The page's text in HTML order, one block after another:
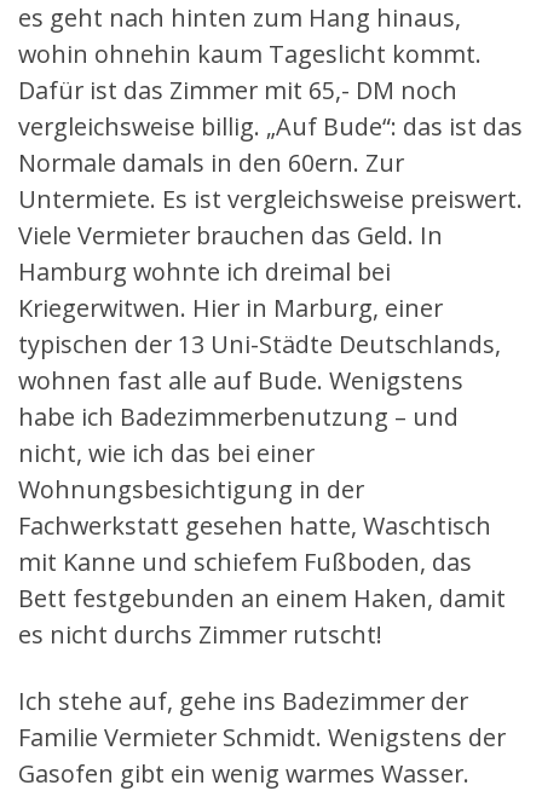
es geht nach hinten zum Hang hinaus,
wohin ohnehin kaum Tageslicht kommt.
Dafür ist das Zimmer mit 65,- DM noch
vergleichsweise billig. „Auf Bude“: das ist das
Normale damals in den 60ern. Zur
Untermiete. Es ist vergleichsweise preiswert.
Viele Vermieter brauchen das Geld. In
Hamburg wohnte ich dreimal bei
Kriegerwitwen. Hier in Marburg, einer
typischen der 13 Uni-Städte Deutschlands,
wohnen fast alle auf Bude. Wenigstens
habe ich Badezimmerbenutzung – und
nicht, wie ich das bei einer
Wohnungsbesichtigung in der
Fachwerkstatt gesehen hatte, Waschtisch
mit Kanne und schiefem Fußboden, das
Bett festgebunden an einem Haken, damit
es nicht durchs Zimmer rutscht!
Ich stehe auf, gehe ins Badezimmer der
Familie Vermieter Schmidt. Wenigstens der
Gasofen gibt ein wenig warmes Wasser.